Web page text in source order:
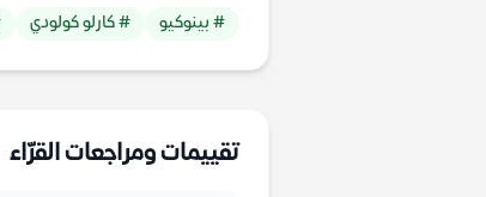
# بينوكيو # كارلو كولودي
تقييمات ومراجعات القرّاء